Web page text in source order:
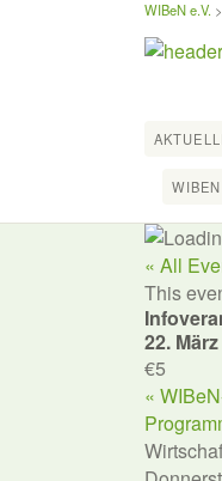
WIBeN e.V. >
« All
This
22.
€5
«